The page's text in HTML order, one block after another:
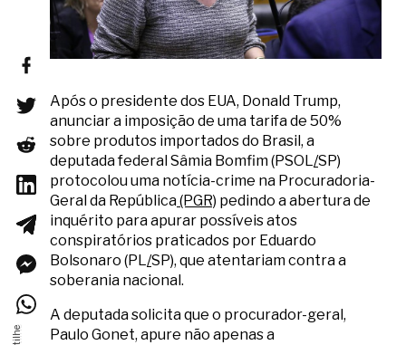
Após o presidente dos EUA, Donald Trump,
anunciar a imposição de uma tarifa de 50%
sobre produtos importados do Brasil, a
deputada federal Sâmia Bomfim (PSOL/SP)
protocolou uma notícia-crime na Procuradoria-
Geral da República(PGR) pedindo a abertura de
inquérito para apurar possíveis atos
conspiratórios praticados por Eduardo
Bolsonaro (PL/SP), que atentariam contra a
soberania nacional.
A deputada solicita que o procurador-geral,
Paulo Gonet, apure não apenas a